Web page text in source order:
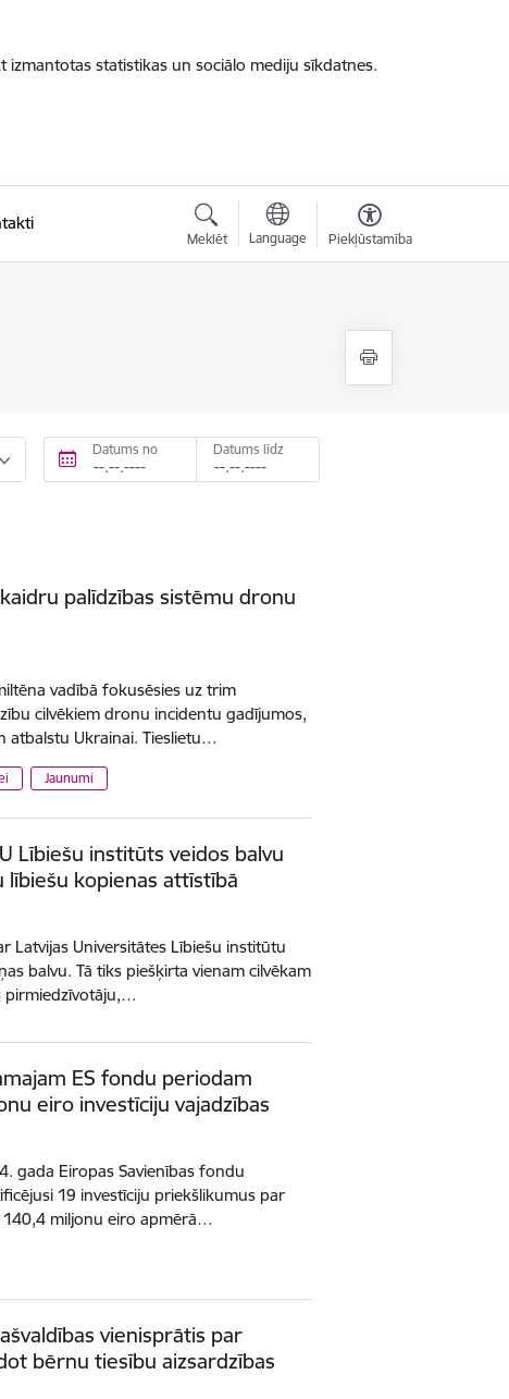
statistikas un sociālo mediju sīkdatnes.
Meklēt Language Piekļūstamība
Datums no Datums līdz
palīdzības sistēmu dronu
vadībā fokusēsies uz trim
cilvēkiem dronu incidentu gadījumos,
atbalstu Ukrainai. Tieslietu…
Jaunumi
Lībiešu institūts veidos balvu
lībiešu kopienas attīstībā
Latvijas Universitātes Lībiešu institūtu
balvu. Tā tiks piešķirta vienam cilvēkam
pirmiedzīvotāju,…
ES fondu periodam
eiro investīciju vajadzības
gada Eiropas Savienības fondu
19 investīciju priekšlikumus par
miljonu eiro apmērā…
vienisprātis par
bērnu tiesību aizsardzības